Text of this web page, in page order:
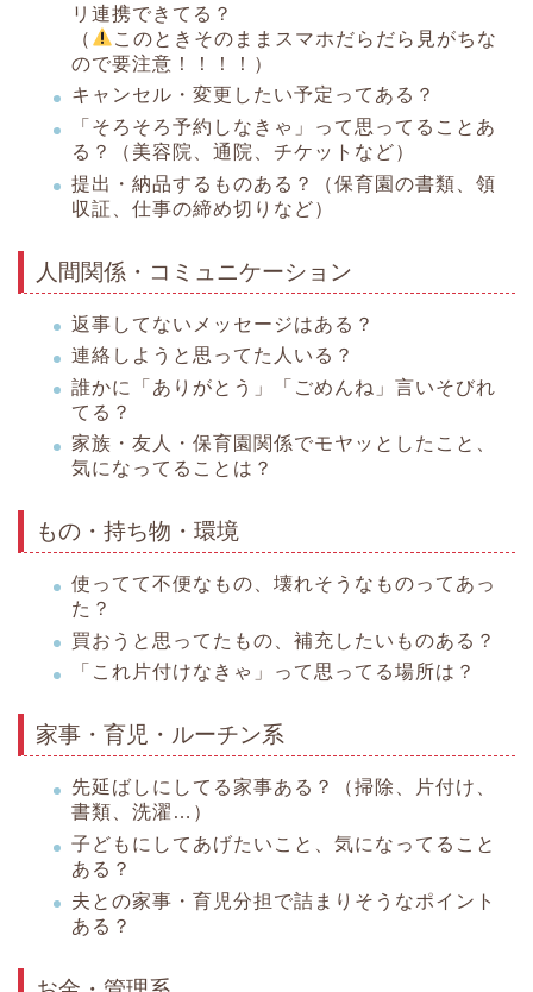
リ連携できてる？
（
このときそのままスマホだらだら見がちな
ので要注意！！！！）
キャンセル・変更したい予定ってある？
「そろそろ予約しなきゃ」って思ってることあ
る？（美容院、通院、チケットなど）
提出・納品するものある？（保育園の書類、領
収証、仕事の締め切りなど）
人間関係・コミュニケーション
返事してないメッセージはある？
連絡しようと思ってた人いる？
誰かに「ありがとう」「ごめんね」言いそびれ
てる？
家族・友人・保育園関係でモヤッとしたこと、
気になってることは？
もの・持ち物・環境
使ってて不便なもの、壊れそうなものってあっ
た？
買おうと思ってたもの、補充したいものある？
「これ片付けなきゃ」って思ってる場所は？
家事・育児・ルーチン系
先延ばしにしてる家事ある？（掃除、片付け、
書類、洗濯…）
子どもにしてあげたいこと、気になってること
ある？
夫との家事・育児分担で詰まりそうなポイント
ある？